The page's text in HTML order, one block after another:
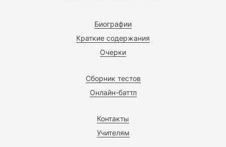
Биографии
Краткие содержания
Очерки
Сборник тестов
Онлайн-баттл
Контакты
Учителям